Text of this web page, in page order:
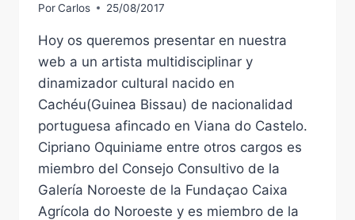
PorCarlos 25/08/2017
Hoy os queremos presentar en nuestra
web a un artista multidisciplinar y
dinamizador cultural nacido en
Cachéu(Guinea Bissau) de nacionalidad
portuguesa afincado en Viana do Castelo.
Cipriano Oquiniame entre otros cargos es
miembro del Consejo Consultivo de la
Galería Noroeste de la Fundaçao Caixa
Agrícola do Noroeste y es miembro de la